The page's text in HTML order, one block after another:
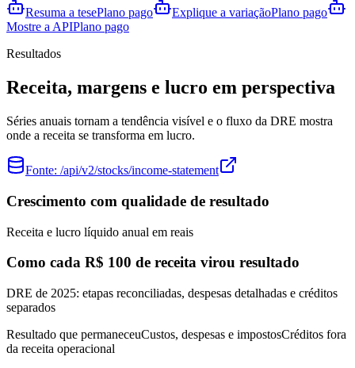
Resuma a tesePlano pago Explique a variaçãoPlano pago
Mostre a APIPlano pago
Resultados
Receita, margens e lucro em perspectiva
Séries anuais tornam a tendência visível e o fluxo da DRE mostra
onde a receita se transforma em lucro.
Fonte: /api/v2/stocks/income-statement
Crescimento com qualidade de resultado
Receita e lucro líquido anual em reais
Como cada R$ 100 de receita virou resultado
DRE de 2025: etapas reconciliadas, despesas detalhadas e créditos
separados
Resultado que permaneceuCustos, despesas e impostosCréditos fora
da receita operacional